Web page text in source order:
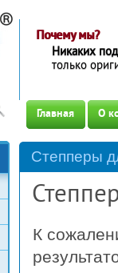
Почему мы?
Никаких
только
Главная О
Степперы
К